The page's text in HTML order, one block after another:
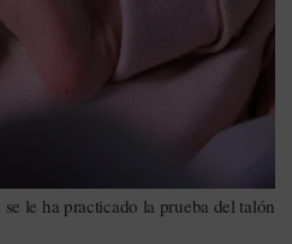
le ha practicado la prueba del talón